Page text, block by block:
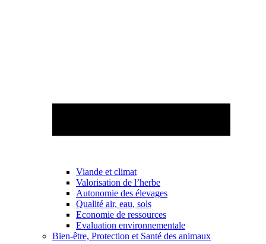
Viande et climat
Valorisation de l’herbe
Autonomie des élevages
Qualité air, eau, sols
Economie de ressources
Evaluation environnementale
Bien-être, Protection et Santé des animaux